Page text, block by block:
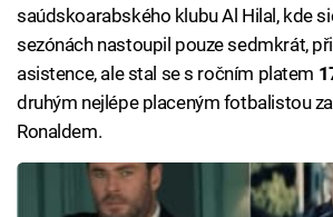
saúdskoarabského klubu Al Hilal, kde
sezónách nastoupil pouze sedmkrát,
asistence, ale stal se s ročním platem
druhým nejlépe placeným fotbalistou
Ronaldem.